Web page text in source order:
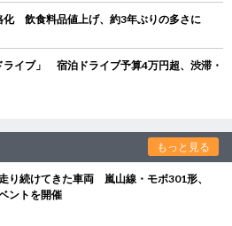
化 飲食料品値上げ、約3年ぶりの多さに
イブ」 宿泊ドライブ予算4万円超、渋滞・
もっと見る
り続けてきた車両 嵐山線・モボ301形、
ントを開催